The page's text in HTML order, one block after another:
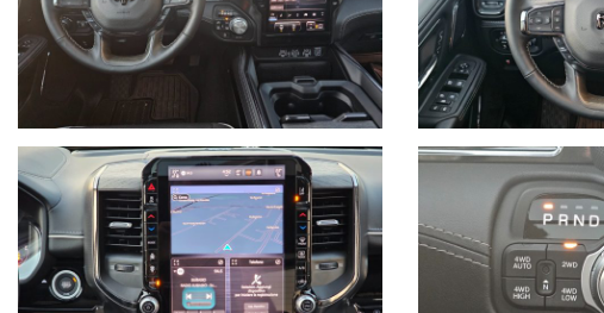
- Vani laterali al cassone RAMBOX XB9
- Multifunctional Tailgate MWK
- Impianto GPL BiFuel Prins 122L con bombola toroidale installata nel
- Fornitura ed installazione Copricassone di varie tipologie (es: Trifold, a
- Allestimenti vari: Fornitura ed installazione kit di rialzo, pneumatici
- Servizi vari: Estensione di garanzia fino a 5 anni, assicurazioni F/I e
Contattaci per un preventivo personalizzato.
Disponibili anche in allestimento , LARAMIE NIGHT, REBEL, LIMITED da